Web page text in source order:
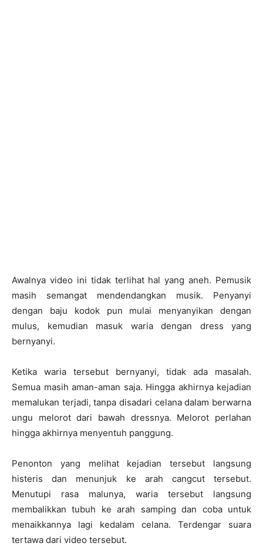
Awalnya video ini tidak terlihat hal yang aneh. Pemusik
masih semangat mendendangkan musik. Penyanyi
dengan baju kodok pun mulai menyanyikan dengan
mulus, kemudian masuk waria dengan dress yang
bernyanyi.
Ketika waria tersebut bernyanyi, tidak ada masalah.
Semua masih aman-aman saja. Hingga akhirnya kejadian
memalukan terjadi, tanpa disadari celana dalam berwarna
ungu melorot dari bawah dressnya. Melorot perlahan
hingga akhirnya menyentuh panggung.
Penonton yang melihat kejadian tersebut langsung
histeris dan menunjuk ke arah cangcut tersebut.
Menutupi rasa malunya, waria tersebut langsung
membalikkan tubuh ke arah samping dan coba untuk
menaikkannya lagi kedalam celana. Terdengar suara
tertawa dari video tersebut.